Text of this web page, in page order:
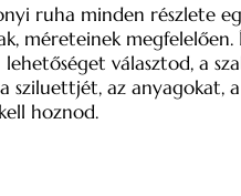
ruha minden részlete
méreteinek
választod, a
az anyagokat,
hoznod.